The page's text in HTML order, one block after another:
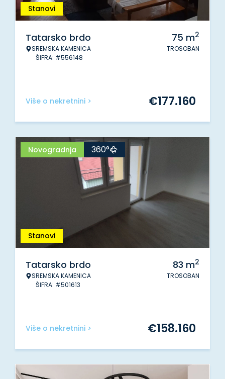
Stanovi
Tatarsko brdo
SREMSKA KAMENICA
ŠIFRA: #556148
75 m2
TROSOBAN
Više o nekretnini > €177.160
Stanovi
Novogradnja 360°
Tatarsko brdo
SREMSKA KAMENICA
ŠIFRA: #501613
83 m2
TROSOBAN
Više o nekretnini > €158.160